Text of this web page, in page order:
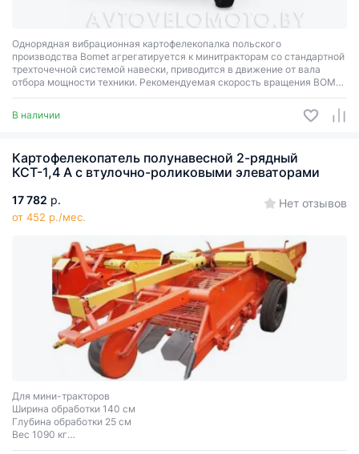
Однорядная вибрационная картофелекопалка польского
производства Bomet агрегатируется к минитракторам со стандартной
трехточечной системой навески, приводится в движение от вала
отбора мощности техники. Рекомендуемая скорость вращения ВОМа
– 540 оборотов в минуту.
В наличии
Картофелекопатель полунавесной 2-рядный
КСТ-1,4 А с втулочно-роликовыми элеваторами
17 782 р.
от 452 р./мес.
Нет отзывов
Для мини-тракторов
Ширина обработки 140 см
Глубина обработки 25 см
Вес 1090 кг
Двухрядный